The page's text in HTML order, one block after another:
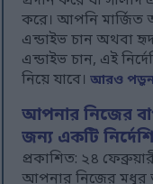
করে। আপনি মার্জিত
এন্ডাইভ চান অথবা
এন্ডাইভ চান, এই
নিয়ে যাবে।আরও
আপনার নিজের
জন্য একটি
প্রকাশিত: ২৪
আপনার নিজের মধুর